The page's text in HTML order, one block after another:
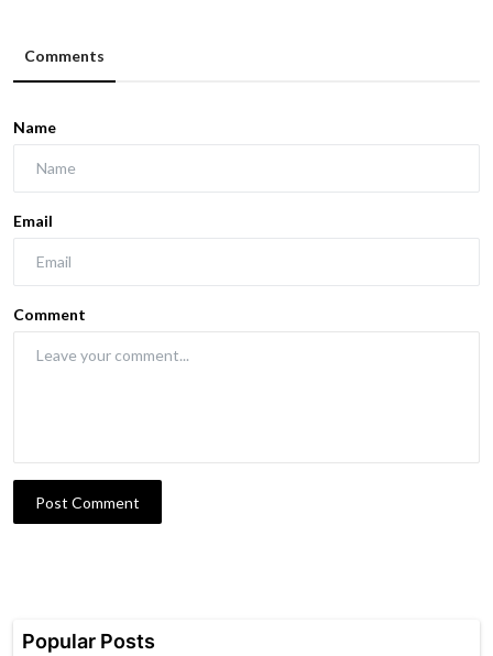
Comments
Name
Email
Comment
Post Comment
Popular Posts